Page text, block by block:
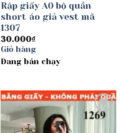
Rập giấy A0 bộ quần
short áo giả vest mã
1307
30.000₫
Giỏ hàng
Đang bán chạy
Add to